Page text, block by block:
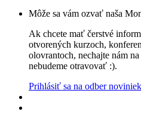
Môže sa vám ozvať naša
Ak chcete mať čerstvé
otvorených kurzoch,
olovrantoch, nechajte nám
nebudeme otravovať :).
Prihlásiť sa na odber noviniek